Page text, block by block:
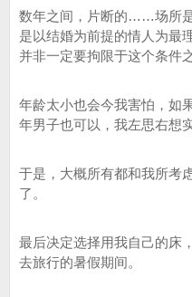
数年之间，片断的……场所
是以结婚为前提的情人为最
并非一定要拘限于这个条件之
年龄太小也会今我害怕，如
年男子也可以，我左思右想
于是，大概所有都和我所考
了。
最后决定选择用我自己的床
去旅行的暑假期间。